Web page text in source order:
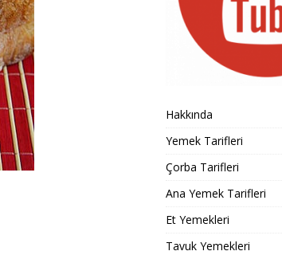
Hakkında
Yemek Tarifleri
Çorba Tarifleri
Ana Yemek Tarifleri
Et Yemekleri
Tavuk Yemekleri